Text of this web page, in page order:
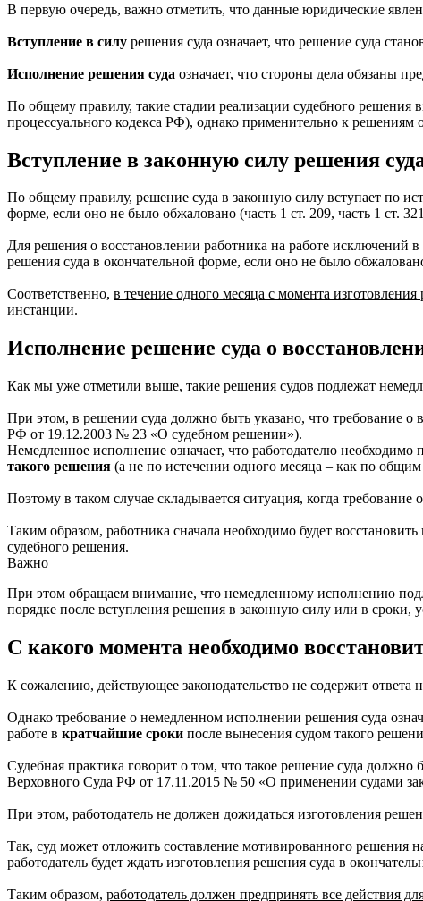
В первую очередь, важно отметить, что данные юридические
Вступление в силу решения суда означает, что решение суда
Исполнение решения суда означает, что стороны дела обязаны
По общему правилу, такие стадии реализации судебного решения
процессуального кодекса РФ), однако применительно к решениям
Вступление в законную силу решения
По общему правилу, решение суда в законную силу вступает по
форме, если оно не было обжаловано (часть 1 ст. 209, часть 1 ст.
Для решения о восстановлении работника на работе исключений
решения суда в окончательной форме, если оно не было
Соответственно, в течение одного месяца с момента
инстанции.
Исполнение решение суда о
Как мы уже отметили выше, такие решения судов подлежат
При этом, в решении суда должно быть указано, что требование
РФ от 19.12.2003 № 23 «О судебном решении»).
Немедленное исполнение означает, что работодателю
такого решения (а не по истечении одного месяца – как по
Поэтому в таком случае складывается ситуация, когда
Таким образом, работника сначала необходимо будет
судебного решения.
Важно
При этом обращаем внимание, что немедленному исполнению
порядке после вступления решения в законную силу или в сроки,
С какого момента необходимо
К сожалению, действующее законодательство не содержит ответа
Однако требование о немедленном исполнении решения суда
работе в кратчайшие сроки после вынесения судом такого
Судебная практика говорит о том, что такое решение суда должно
Верховного Суда РФ от 17.11.2015 № 50 «О применении судами
При этом, работодатель не должен дожидаться изготовления
Так, суд может отложить составление мотивированного решения
работодатель будет ждать изготовления решения суда в
Таким образом, работодатель должен предпринять все действия